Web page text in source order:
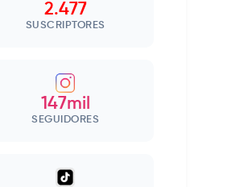
2.477
SUSCRIPTORES
147mil
SEGUIDORES